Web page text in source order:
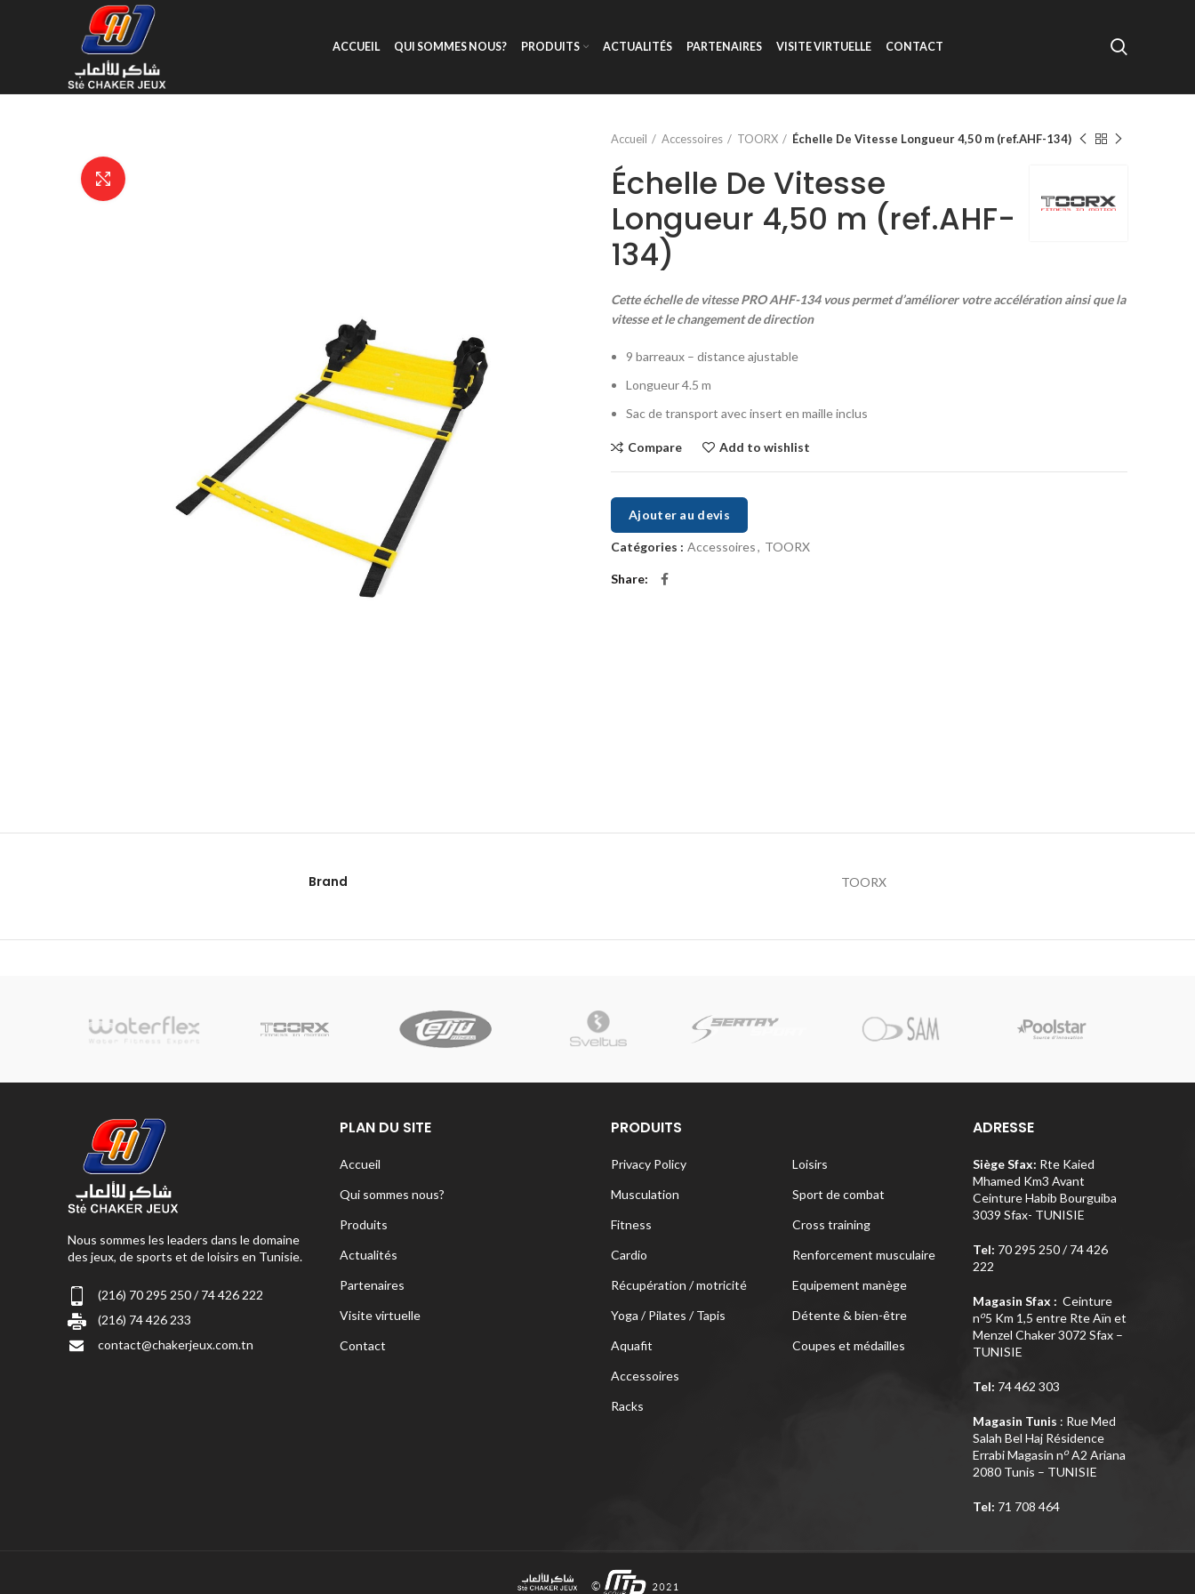
ACCUEIL QUI SOMMES NOUS? PRODUITS ACTUALITÉS PARTENAIRES VISITE VIRTUELLE CONTACT
Accueil Accessoires TOORX Échelle De Vitesse Longueur 4,50 m (ref.AHF-134)
Échelle De Vitesse
Longueur 4,50 m (ref.AHF-
134)
Cette échelle de vitesse PRO AHF-134 vous permet d’améliorer votre accélération ainsi que la
vitesse et le changement de direction
9 barreaux – distance ajustable
Longueur 4.5 m
Sac de transport avec insert en maille inclus
Compare Add to wishlist
Ajouter au devis
Catégories : Accessoires, TOORX
Share
Brand TOORX
Nous sommes les leaders dans le domaine
des jeux, de sports et de loisirs en Tunisie.
(216) 70 295 250 / 74 426 222
(216) 74 426 233
contact@chakerjeux.com.tn
PLAN DU SITE
Accueil
Qui sommes nous?
Produits
Actualités
Partenaires
Visite virtuelle
Contact
PRODUITS
Privacy Policy
Musculation
Fitness
Cardio
Récupération / motricité
Yoga / Pilates / Tapis
Aquafit
Accessoires
Racks
Loisirs
Sport de combat
Cross training
Renforcement musculaire
Equipement manège
Détente & bien-être
Coupes et médailles
ADRESSE
Siège Sfax: Rte Kaied
Mhamed Km3 Avant
Ceinture Habib Bourguiba
3039 Sfax- TUNISIE
Tel: 70 295 250 / 74 426
222
Magasin Sfax : Ceinture
no5 Km 1,5 entre Rte Aïn et
Menzel Chaker 3072 Sfax –
TUNISIE
Tel: 74 462 303
Magasin Tunis : Rue Med
Salah Bel Haj Résidence
Errabi Magasin noA2 Ariana
2080 Tunis – TUNISIE
Tel: 71 708 464